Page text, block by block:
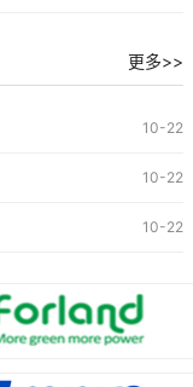
更多>>
10-22
10-22
10-22